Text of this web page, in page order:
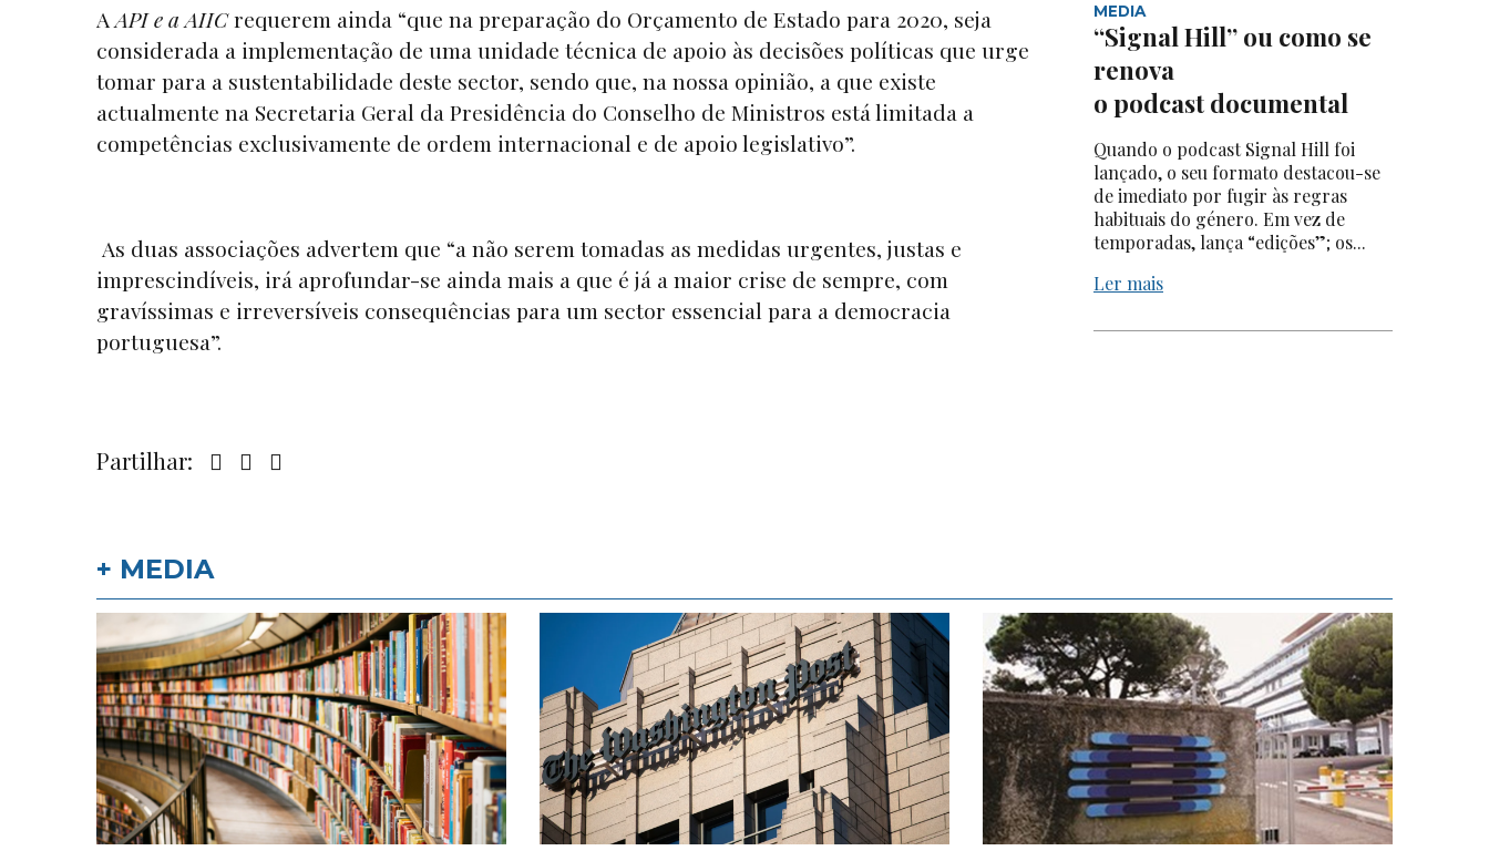
AAPI e a AIICrequerem ainda “que na preparação do Orçamento de Estado para 2020, seja
considerada a implementação de uma unidade técnica de apoio às decisões políticas que urge
tomar para a sustentabilidade deste sector, sendo que, na nossa opinião, a que existe
actualmente na Secretaria Geral da Presidência do Conselho de Ministros está limitada a
competências exclusivamente de ordem internacional e de apoio legislativo”.
As duas associações advertem que “a não serem tomadas as medidas urgentes, justas e
imprescindíveis, irá aprofundar-se ainda mais a que é já a maior crise de sempre, com
gravíssimas e irreversíveis consequências para um sector essencial para a democracia
portuguesa”.
Partilhar:
MEDIA
“Signal Hill” ou como se
renova
o podcast documental
Quando o podcast Signal Hill foi
lançado, o seu formato destacou-se
de imediato por fugir às regras
habituais do género. Em vez de
temporadas, lança “edições”; os...
Ler mais
+ MEDIA